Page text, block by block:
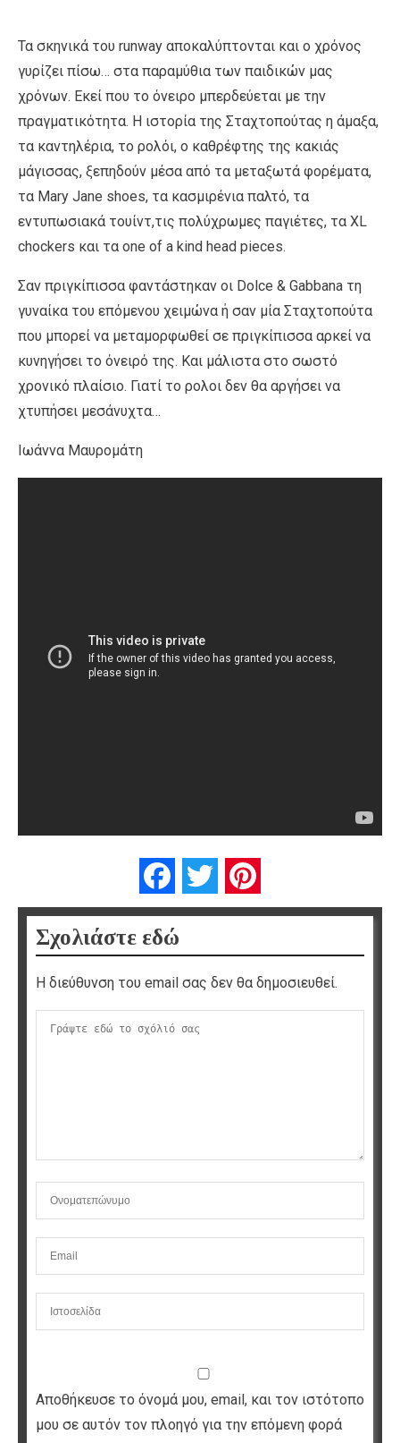
Τα σκηνικά του runway αποκαλύπτονται και ο χρόνος
γυρίζει πίσω… στα παραμύθια των παιδικών μας
χρόνων. Εκεί που το όνειρο μπερδεύεται με την
πραγματικότητα. Η ιστορία της Σταχτοπούτας η άμαξα,
τα καντηλέρια, το ρολόι, ο καθρέφτης της κακιάς
μάγισσας, ξεπηδούν μέσα από τα μεταξωτά φορέματα,
τα Μary Jane shoes, τα κασμιρένια παλτό, τα
εντυπωσιακά τουίντ,τις πολύχρωμες παγιέτες, τα ΧL
chockers και τα οne of a kind head pieces.
Σαν πριγκίπισσα φαντάστηκαν οι Dolce & Gabbana τη
γυναίκα του επόμενου χειμώνα ή σαν μία Σταχτοπούτα
που μπορεί να μεταμορφωθεί σε πριγκίπισσα αρκεί να
κυνηγήσει το όνειρό της. Και μάλιστα στο σωστό
χρονικό πλαίσιο. Γιατί το ρολοι δεν θα αργήσει να
χτυπήσει μεσάνυχτα…
Ιωάννα Μαυρομάτη
FacebookTwitter
Σχολιάστε εδώ
Η διεύθυνση του email σας δεν θα δημοσιευθεί.
Αποθήκευσε το όνομά μου, email, και τον ιστότοπο
μου σε αυτόν τον πλοηγό για την επόμενη φορά